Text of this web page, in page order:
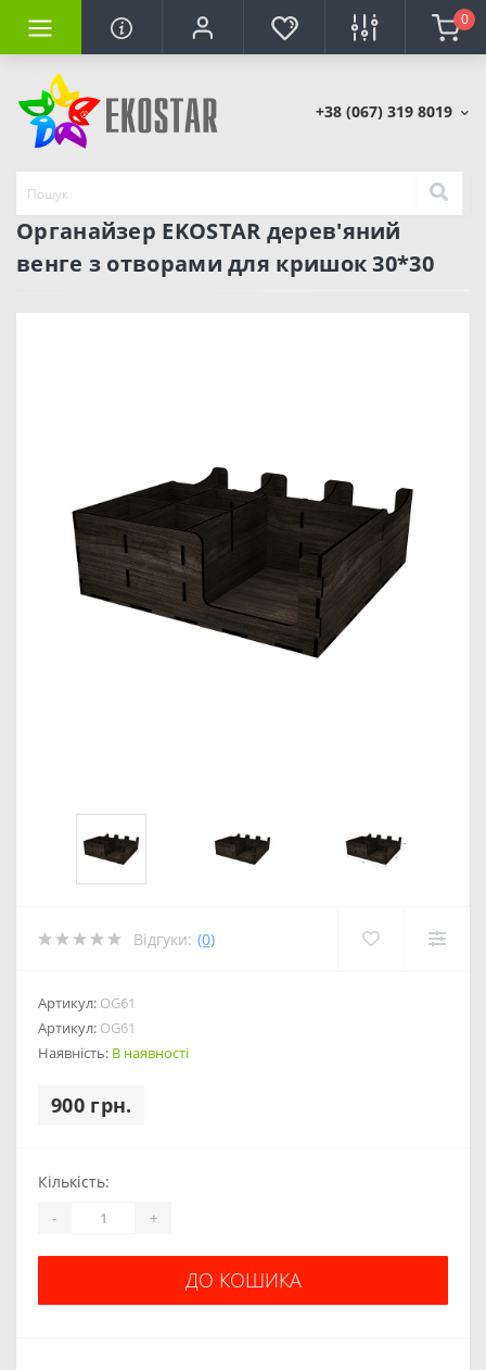
0
+38 (067) 319 8019
Органайзер EKOSTAR дерев'яний
венге з отворами для кришок 30*30
Відгуки: (0)
Артикул: OG61
Артикул: OG61
Наявність: В наявності
900 грн.
Кількість:
- +
ДО КОШИКА